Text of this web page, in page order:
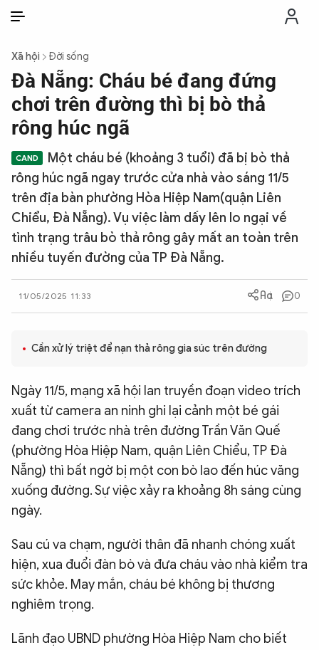
THỜI SỰ
CÔNG AN TRONG LÒNG DÂN
XÃ HỘI
PHÁP LUẬT
CÔNG NGHỆ
BẠN ĐỌC & CAND
ĐA PHƯƠNG TIỆN
eMagazine
Podcast
Video
Infographic
Chuyên trang An ninh thế giới
Chuyên đề
Xã hội Đời sống
Đà Nẵng: Cháu bé đang đứng
chơi trên đường thì bị bò thả
rông húc ngã
Một cháu bé (khoảng 3 tuổi) đã bị bò thả
rông húc ngã ngay trước cửa nhà vào sáng 11/5
trên địa bàn phường Hòa Hiệp Nam(quận Liên
Chiểu, Đà Nẵng). Vụ việc làm dấy lên lo ngại về
tình trạng trâu bò thả rông gây mất an toàn trên
nhiều tuyến đường của TP Đà Nẵng.
11/05/2025 11:33 0
Cần xử lý triệt để nạn thả rông gia súc trên đường
Ngày 11/5, mạng xã hội lan truyền đoạn video trích
xuất từ camera an ninh ghi lại cảnh một bé gái
đang chơi trước nhà trên đường Trần Văn Quế
(phường Hòa Hiệp Nam, quận Liên Chiểu, TP Đà
Nẵng) thì bất ngờ bị một con bò lao đến húc văng
xuống đường. Sự việc xảy ra khoảng 8h sáng cùng
ngày.
Sau cú va chạm, người thân đã nhanh chóng xuất
hiện, xua đuổi đàn bò và đưa cháu vào nhà kiểm tra
sức khỏe. May mắn, cháu bé không bị thương
nghiêm trọng.
Lãnh đạo UBND phường Hòa Hiệp Nam cho biết